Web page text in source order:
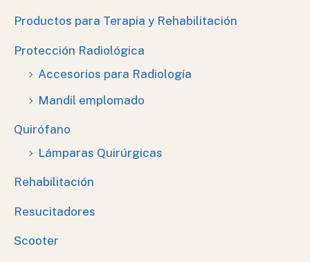
Productos para Terapia y Rehabilitación
Protección Radiológica
Accesorios para Radiología
Mandil emplomado
Quirófano
Lámparas Quirúrgicas
Rehabilitación
Resucitadores
Scooter